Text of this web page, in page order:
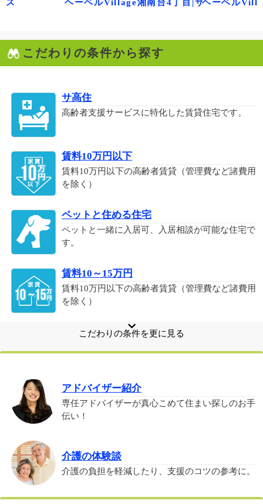
ス ヘーベルVillage湘南台4丁目|サニーヒルズ
ヘーベル
こだわりの条件から探す
サ高住
高齢者支援サービスに特化した賃貸住宅です。
賃料10万円以下
賃料10万円以下の高齢者賃貸（管理費など諸費用
を除く）
ペットと住める住宅
ペットと一緒に入居可、入居相談が可能な住宅で
す。
賃料10～15万円
賃料10万円以下の高齢者賃貸（管理費など諸費用
を除く）
VR動画内覧
YouTube動画内覧
こだわりのブランド
こだわりの条件を更に見る
アドバイザー紹介
専任アドバイザーが真心こめて住まい探しのお手
伝い！
介護の体験談
介護の負担を軽減したり、支援のコツの参考に。